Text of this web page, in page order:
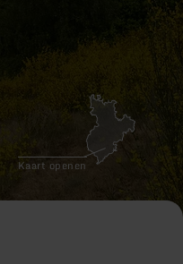
Kaart openen